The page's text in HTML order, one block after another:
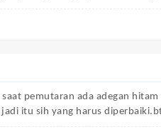
pemutaran ada adegan
itu sih yang harus